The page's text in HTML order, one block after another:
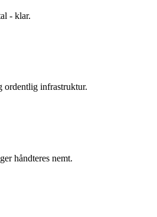
- klar.
ordentlig infrastruktur.
håndteres nemt.